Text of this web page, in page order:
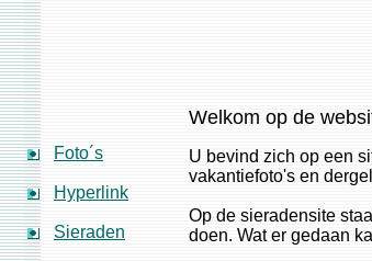
Foto´s
Hyperlink
Sieraden
Welkom op de
U bevind zich op een
vakantiefoto's en
Op de sieradensite
doen. Wat er gedaan